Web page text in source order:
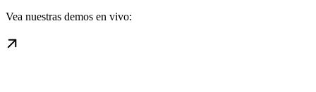
Vea nuestras demos en vivo: